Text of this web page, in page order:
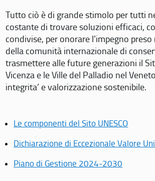
Tutto ciò è di grande stimolo per tutti
costante di trovare soluzioni efficaci,
condivise, per onorare l’impegno
della comunità internazionale di
trasmettere alle future generazioni il
Vicenza e le Ville del Palladio nel
integrita’ e valorizzazione sostenibile.
Le componenti del Sito UNESCO
Dichiarazione di Eccezionale Valore
Piano di Gestione 2024-2030